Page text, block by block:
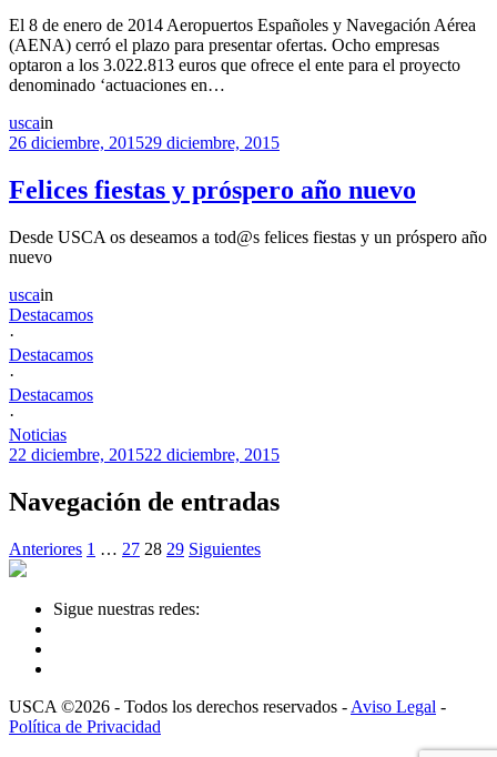
El 8 de enero de 2014 Aeropuertos Españoles y Navegación Aérea
(AENA) cerró el plazo para presentar ofertas. Ocho empresas
optaron a los 3.022.813 euros que ofrece el ente para el proyecto
denominado ‘actuaciones en…
uscain
26 diciembre, 201529 diciembre, 2015
Felices fiestas y próspero año nuevo
Desde USCA os deseamos a tod@s felices fiestas y un próspero año
nuevo
uscain
Destacamos
·
Destacamos
·
Destacamos
·
Noticias
22 diciembre, 201522 diciembre, 2015
Navegación de entradas
Anteriores 1 … 27 28 29 Siguientes
Sigue nuestras redes:
USCA ©2026 - Todos los derechos reservados - Aviso Legal -
Política de Privacidad